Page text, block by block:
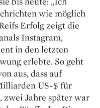
wie möglich
Erfolg zeigt die
Instagram,
in den letzten
erlebte. So geht
aus, dass auf
US-$ für
zwei Jahre später war